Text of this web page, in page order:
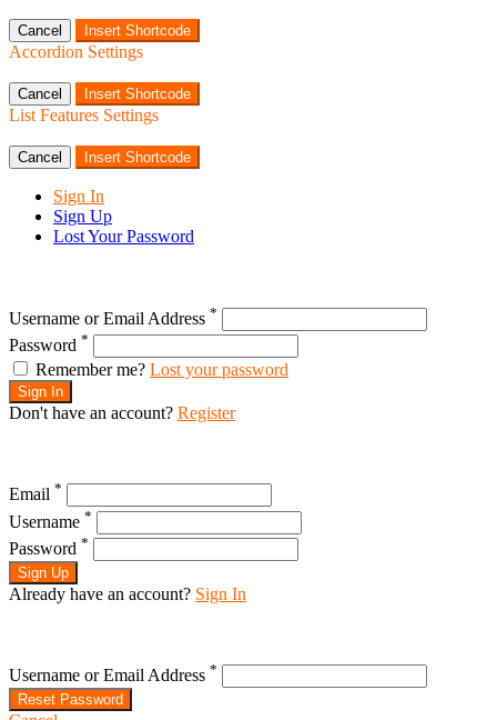
Cancel Insert Shortcode
Accordion Settings
Cancel Insert Shortcode
List Features Settings
Cancel Insert Shortcode
Sign In
Sign Up
Lost Your Password
Username or Email Address *
Password *
Remember me? Lost your password
Sign In
Don't have an account? Register
Email *
Username *
Password *
Sign Up
Already have an account? Sign In
Username or Email Address *
Reset Password